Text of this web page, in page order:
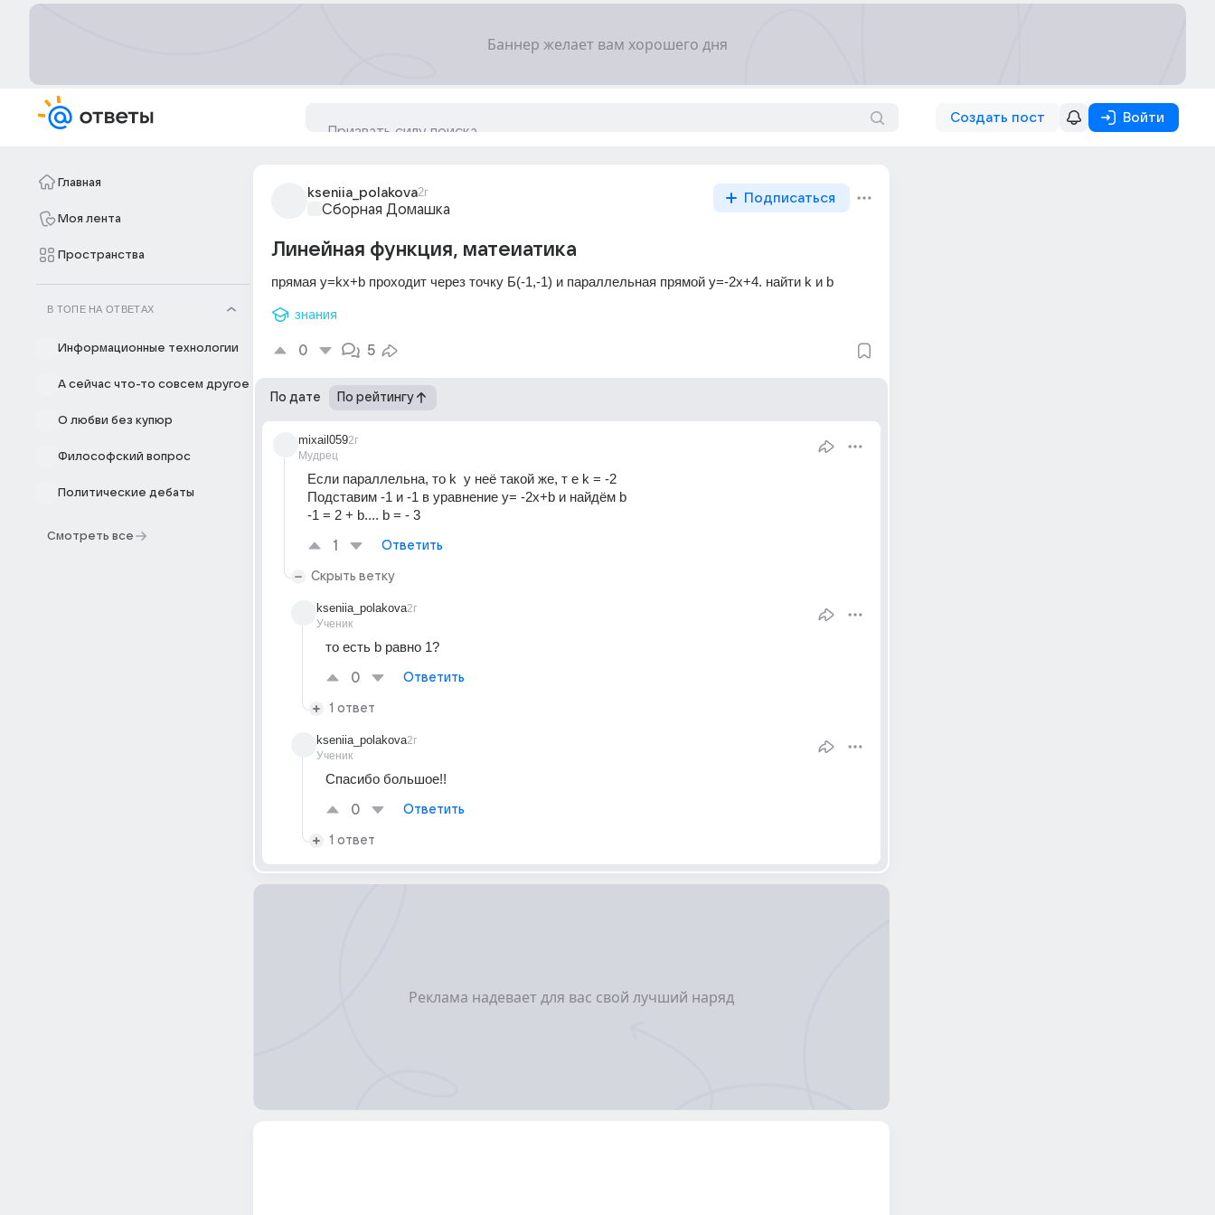
Создать пост Войти
Главная
Моя лента
Пространства
В ТОПЕ НА ОТВЕТАХ
Информационные технологии
А сейчас что-то совсем другое
О любви без купюр
Философский вопрос
Политические дебаты
Смотреть все
kseniia_polakova2г
Сборная Домашка
Подписаться
Линейная функция, матеиатика
прямая y=kx+b проходит через точку Б(-1,-1) и параллельная прямой y=-2x+4. найти k и b
знания
0 5
По дате По рейтингу
mixail059
Мудрец
2г
Если параллельна, то k  у неё такой же, т е k = -2
Подставим -1 и -1 в уравнение y= -2x+b и найдём b
-1 = 2 + b.... b = - 3
1 Ответить
Скрыть ветку
kseniia_polakova
Ученик
2г
то есть b равно 1?
0 Ответить
1 ответ
kseniia_polakova
Ученик
2г
Спасибо большое!!
0 Ответить
1 ответ